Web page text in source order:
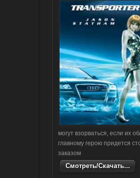
могут взорваться, если их
главному герою придется
заказом
Смотреть/Скачать...